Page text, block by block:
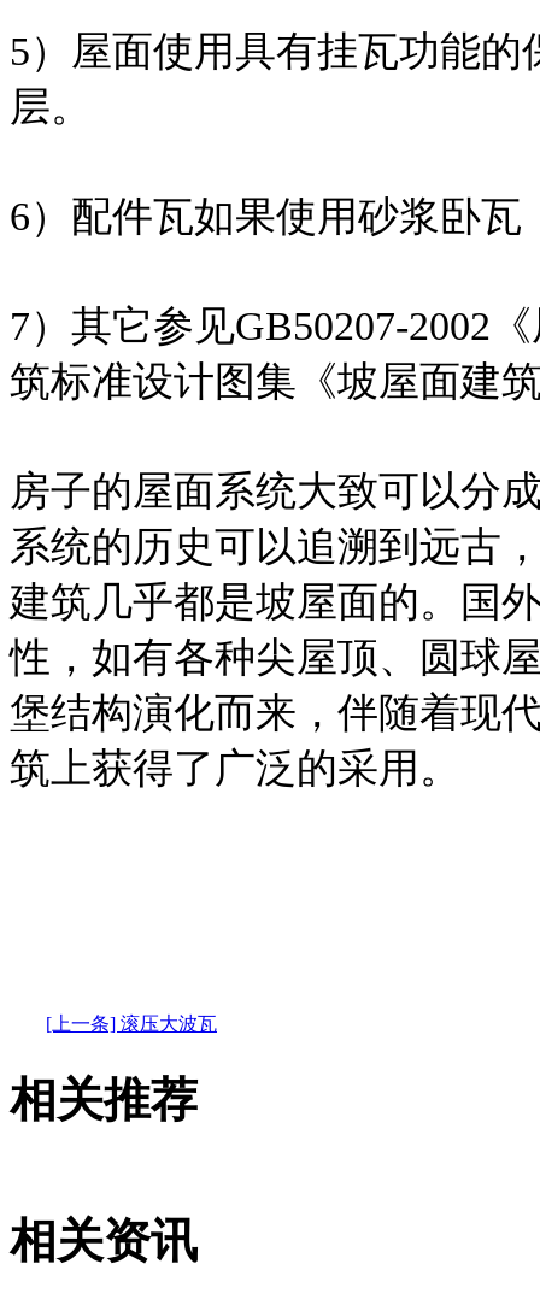
5）屋面使用具有挂瓦功能
层。
6）配件瓦如果使用砂浆卧
7）其它参见GB50207-2002
筑标准设计图集《坡屋面建
房子的屋面系统大致可以分
系统的历史可以追溯到远古
建筑几乎都是坡屋面的。国
性，如有各种尖屋顶、圆球
堡结构演化而来，伴随着现
筑上获得了广泛的采用。
[上一条] 滚压大波瓦
相关推荐
相关资讯